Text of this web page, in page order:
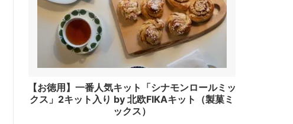
【お徳用】一番人気キット「シナモンロールミッ
クス」2キット入り by 北欧FIKAキット（製菓ミ
ックス）